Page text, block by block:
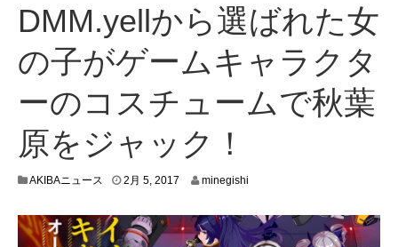
DMM.yellから選ばれた女
の子がゲームキャラクタ
ーのコスチュームで秋葉
原をジャック！
AKIBAニュース 2月 5, 2017
,
2
minegishi